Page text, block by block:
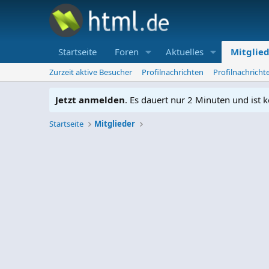
Startseite Foren Aktuelles
Zurzeit aktive Besucher Profilnachrichten
Jetzt anmelden. Es dauert nur 2 Minuten und ist
Startseite Mitglieder